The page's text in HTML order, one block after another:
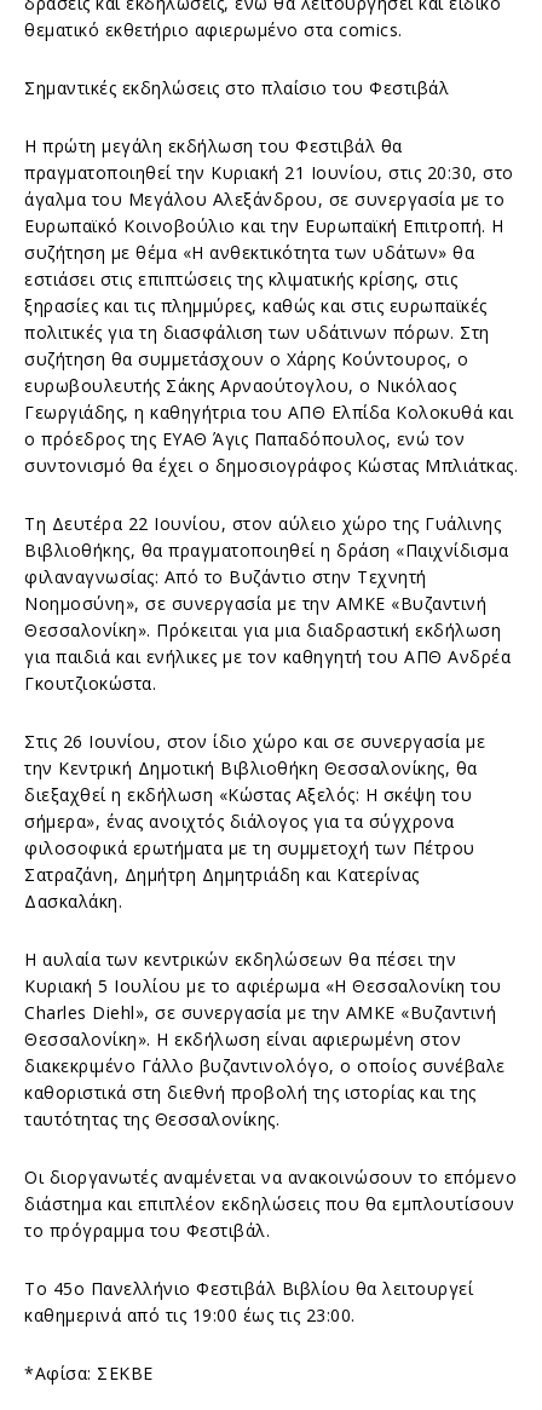
θεματικό εκθετήριο αφιερωμένο στα comics.
Σημαντικές εκδηλώσεις στο πλαίσιο του Φεστιβάλ
Η πρώτη μεγάλη εκδήλωση του Φεστιβάλ θα
πραγματοποιηθεί την Κυριακή 21 Ιουνίου, στις 20:30, στο
άγαλμα του Μεγάλου Αλεξάνδρου, σε συνεργασία με το
Ευρωπαϊκό Κοινοβούλιο και την Ευρωπαϊκή Επιτροπή. Η
συζήτηση με θέμα «Η ανθεκτικότητα των υδάτων» θα
εστιάσει στις επιπτώσεις της κλιματικής κρίσης, στις
ξηρασίες και τις πλημμύρες, καθώς και στις ευρωπαϊκές
πολιτικές για τη διασφάλιση των υδάτινων πόρων. Στη
συζήτηση θα συμμετάσχουν ο Χάρης Κούντουρος, ο
ευρωβουλευτής Σάκης Αρναούτογλου, ο Νικόλαος
Γεωργιάδης, η καθηγήτρια του ΑΠΘ Ελπίδα Κολοκυθά και
ο πρόεδρος της ΕΥΑΘ Άγις Παπαδόπουλος, ενώ τον
συντονισμό θα έχει ο δημοσιογράφος Κώστας Μπλιάτκας.
Τη Δευτέρα 22 Ιουνίου, στον αύλειο χώρο της Γυάλινης
Βιβλιοθήκης, θα πραγματοποιηθεί η δράση «Παιχνίδισμα
φιλαναγνωσίας: Από το Βυζάντιο στην Τεχνητή
Νοημοσύνη», σε συνεργασία με την ΑΜΚΕ «Βυζαντινή
Θεσσαλονίκη». Πρόκειται για μια διαδραστική εκδήλωση
για παιδιά και ενήλικες με τον καθηγητή του ΑΠΘ Ανδρέα
Γκουτζιοκώστα.
Στις 26 Ιουνίου, στον ίδιο χώρο και σε συνεργασία με
την Κεντρική Δημοτική Βιβλιοθήκη Θεσσαλονίκης, θα
διεξαχθεί η εκδήλωση «Κώστας Αξελός: Η σκέψη του
σήμερα», ένας ανοιχτός διάλογος για τα σύγχρονα
φιλοσοφικά ερωτήματα με τη συμμετοχή των Πέτρου
Σατραζάνη, Δημήτρη Δημητριάδη και Κατερίνας
Δασκαλάκη.
Η αυλαία των κεντρικών εκδηλώσεων θα πέσει την
Κυριακή 5 Ιουλίου με το αφιέρωμα «Η Θεσσαλονίκη του
Charles Diehl», σε συνεργασία με την ΑΜΚΕ «Βυζαντινή
Θεσσαλονίκη». Η εκδήλωση είναι αφιερωμένη στον
διακεκριμένο Γάλλο βυζαντινολόγο, ο οποίος συνέβαλε
καθοριστικά στη διεθνή προβολή της ιστορίας και της
ταυτότητας της Θεσσαλονίκης.
Οι διοργανωτές αναμένεται να ανακοινώσουν το επόμενο
διάστημα και επιπλέον εκδηλώσεις που θα εμπλουτίσουν
το πρόγραμμα του Φεστιβάλ.
Το 45ο Πανελλήνιο Φεστιβάλ Βιβλίου θα λειτουργεί
καθημερινά από τις 19:00 έως τις 23:00.
*Αφίσα: ΣΕΚΒΕ